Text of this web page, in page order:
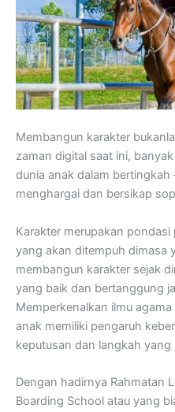
Membangun karakter
zaman digital saat ini,
dunia anak dalam bertingkah
menghargai dan bersikap
Karakter merupakan
yang akan ditempuh dimasa
membangun karakter sejak
yang baik dan bertanggung
Memperkenalkan ilmu
anak memiliki pengaruh
keputusan dan langkah yang
Dengan hadirnya Rahmatan
Boarding School atau yang